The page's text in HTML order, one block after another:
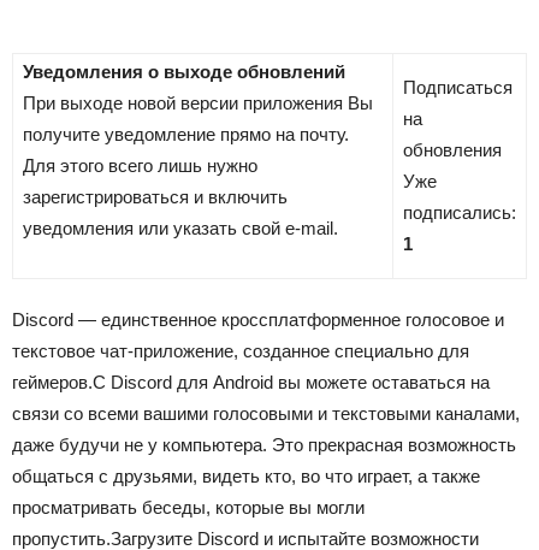
Уведомления о выходе обновлений
При выходе новой версии приложения Вы
получите уведомление прямо на почту.
Для этого всего лишь нужно
зарегистрироваться и включить
уведомления или указать свой e-mail.
Подписаться
на
обновления
Уже
подписались:
1
Discord — единственное кроссплатформенное голосовое и
текстовое чат-приложение, созданное специально для
геймеров.С Discord для Android вы можете оставаться на
связи со всеми вашими голосовыми и текстовыми каналами,
даже будучи не у компьютера. Это прекрасная возможность
общаться с друзьями, видеть кто, во что играет, а также
просматривать беседы, которые вы могли
пропустить.Загрузите Discord и испытайте возможности